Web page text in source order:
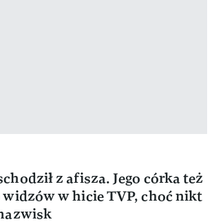
z afisza. Jego córka też
widzów w hicie TVP, choć nikt